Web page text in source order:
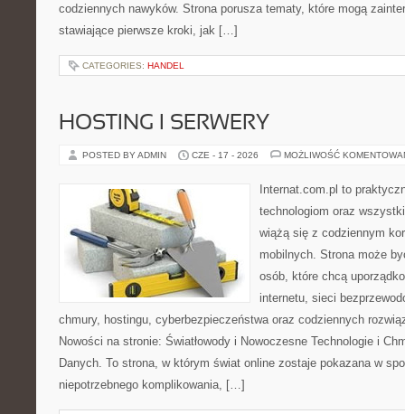
codziennych nawyków. Strona porusza tematy, które mogą
stawiające pierwsze kroki, jak […]
CATEGORIES: HANDEL
HOSTING I SERWERY
POSTED BY ADMIN CZE - 17 - 2026 MOŻLIWOŚĆ
Internat.com.pl to
technologiom oraz
wiążą się z codziennym
mobilnych. Strona może
osób, które chcą
internetu, sieci
chmury, hostingu, cyberbezpieczeństwa oraz codziennych
Nowości na stronie: Światłowody i Nowoczesne Technologie i
Danych. To strona, w którym świat online zostaje pokazana w
niepotrzebnego komplikowania, […]